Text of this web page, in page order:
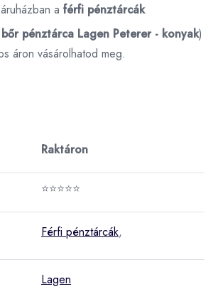
a férfi pénztárcák
pénztárca Lagen Peterer - konyak)
áron vásárolhatod meg.
Raktáron
⭐⭐⭐⭐⭐
Férfi pénztárcák,
Lagen